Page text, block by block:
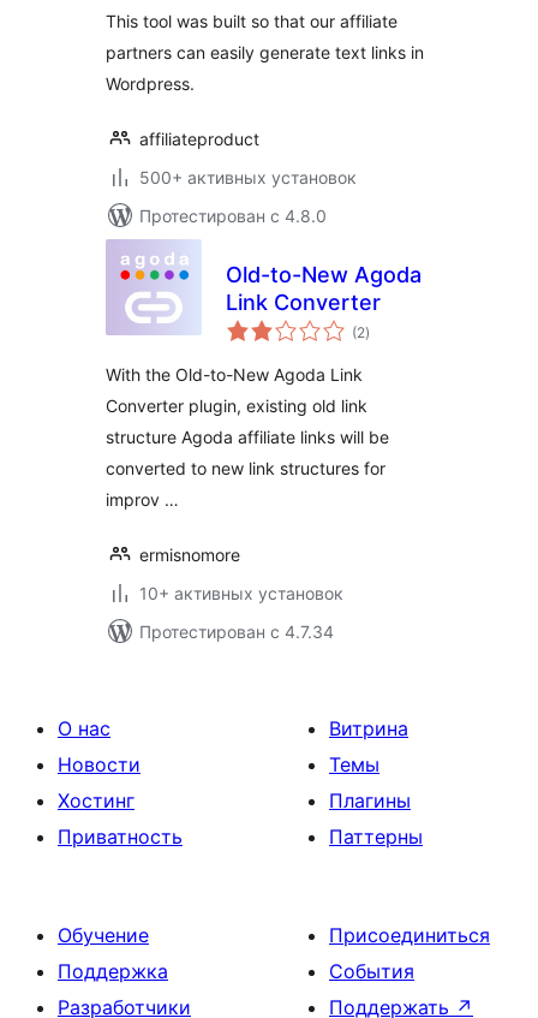
This tool was built so that our affiliate
partners can easily generate text links in
Wordpress.
affiliateproduct
500+ активных установок
Протестирован с 4.8.0
Old-to-New Agoda
Link Converter
(2общий
рейтинг
)
With the Old-to-New Agoda Link
Converter plugin, existing old link
structure Agoda affiliate links will be
converted to new link structures for
improv …
ermisnomore
10+ активных установок
Протестирован с 4.7.34
О нас
Новости
Хостинг
Приватность
Витрина
Темы
Плагины
Паттерны
Обучение
Поддержка
Разработчики
Присоединиться
События
Поддержать ↗